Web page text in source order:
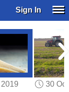
Sign In
30